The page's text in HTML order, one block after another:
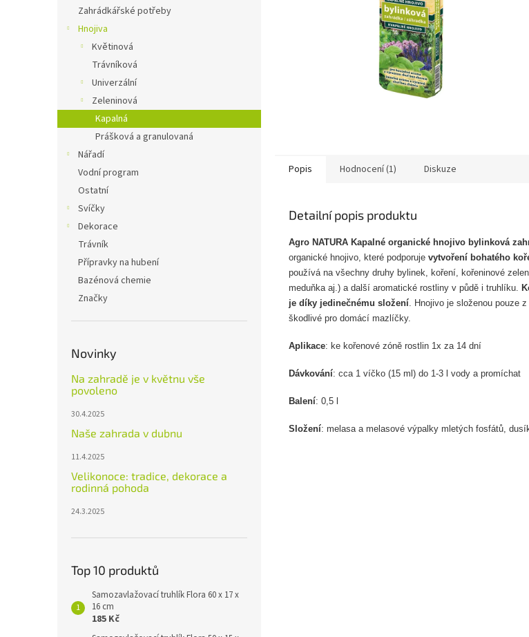
Zahrádkářské potřeby
Hnojiva
Květinová
Trávníková
Univerzální
Zeleninová
Kapalná
Prášková a granulovaná
Nářadí
Vodní program
Ostatní
Svíčky
Dekorace
Trávník
Přípravky na hubení
Bazénová chemie
Značky
Novinky
Na zahradě je v květnu vše
povoleno
30.4.2025
Naše zahrada v dubnu
11.4.2025
Velikonoce: tradice, dekorace a
rodinná pohoda
24.3.2025
Top 10 produktů
Samozavlažovací truhlík Flora 60 x 17 x
16 cm
185 Kč
Popis Hodnocení (1) Diskuze
Detailní popis produktu
Agro NATURA Kapalné organické hnojivo bylinková
organické hnojivo, které podporuje vytvoření bohatého
používá na všechny druhy bylinek, koření, kořeninové
meduňka aj.) a další aromatické rostliny v půdě i truhlíku.
je díky jedinečnému složení . Hnojivo je složenou pouze
škodlivé pro domácí mazlíčky.
Aplikace: ke kořenové zóně rostlin 1x za 14 dní
Dávkování: cca 1 víčko (15 ml) do 1-3 l vody a promíchat
Balení: 0,5 l
Složení: melasa a melasové výpalky mletých fosfátů,